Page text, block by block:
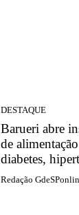
DESTAQUE
Barueri abre
de
diabetes,
Redação